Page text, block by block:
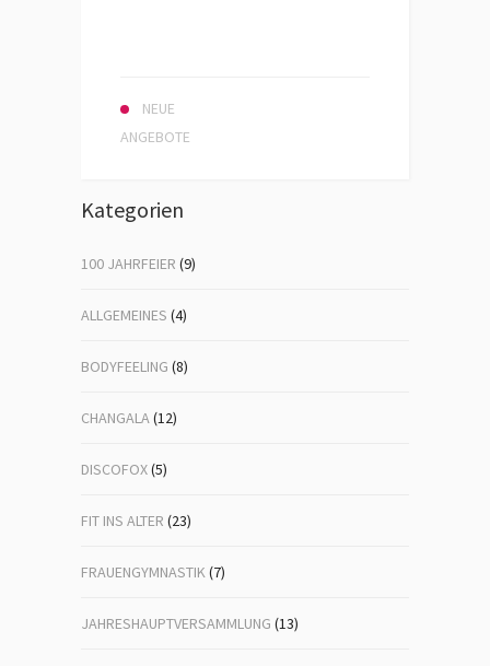
NEUE
ANGEBOTE
Kategorien
100 JAHRFEIER (9)
ALLGEMEINES (4)
BODYFEELING (8)
CHANGALA(12)
DISCOFOX(5)
FIT INS ALTER (23)
FRAUENGYMNASTIK(7)
JAHRESHAUPTVERSAMMLUNG (13)